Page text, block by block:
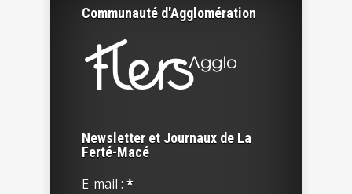
Communauté d'Agglomération
Newsletter et Journaux de La
Ferté-Macé
E-mail : *